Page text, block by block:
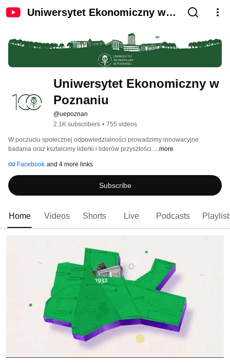
Uniwersytet Ekonomiczny w
Uniwersytet Ekonomiczny w
Poznaniu
@uepoznan
2.1K subscribers • 755 videos
W poczuciu społecznej odpowiedzialności prowadzimy innowacyjne
badania oraz kształcimy liderki i liderów przyszłości. ...more
Facebook and 4 more links
Subscribe
Home Videos Shorts Live Podcasts